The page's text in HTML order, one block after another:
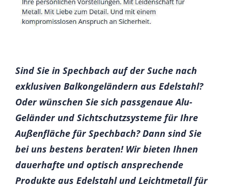
Sind Sie in Spechbach auf der Suche nach
exklusiven Balkongeländern aus Edelstahl?
Oder wünschen Sie sich passgenaue Alu-
Geländer und Sichtschutzsysteme für Ihre
Außenfläche für Spechbach? Dann sind Sie
bei uns bestens beraten! Wir bieten Ihnen
dauerhafte und optisch ansprechende
Produkte aus Edelstahl und Leichtmetall für